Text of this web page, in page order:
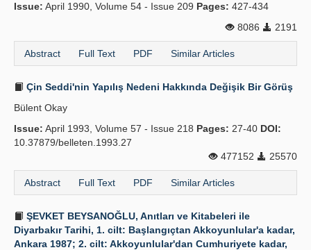
Issue: April 1990, Volume 54 - Issue 209 Pages: 427-434
8086
2191
Abstract Full Text PDF Similar Articles
Çin Seddi'nin Yapılış Nedeni Hakkında Değişik Bir Görüş
Bülent Okay
Issue: April 1993, Volume 57 - Issue 218 Pages: 27-40 DOI:
10.37879/belleten.1993.27
477152
25570
Abstract Full Text PDF Similar Articles
ŞEVKET BEYSANOĞLU, Anıtları ve Kitabeleri ile
Diyarbakır Tarihi, 1. cilt: Başlangıçtan Akkoyunlular'a kadar,
Ankara 1987; 2. cilt: Akkoyunlular'dan Cumhuriyete kadar,